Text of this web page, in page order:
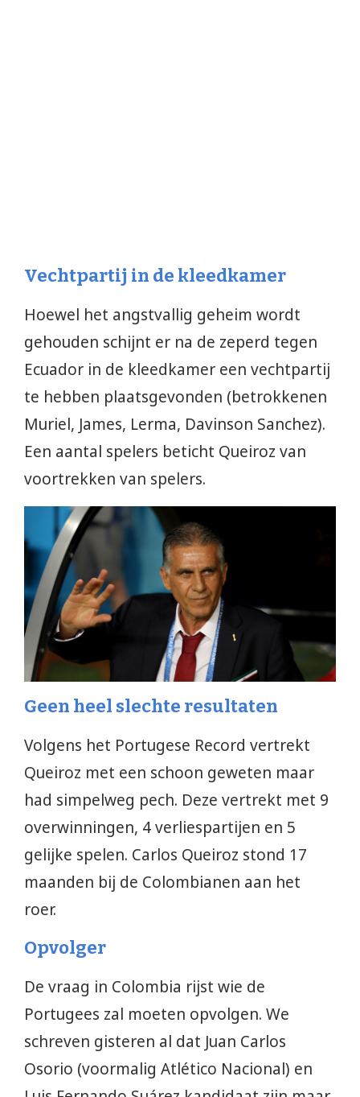
Vechtpartij in de kleedkamer
Hoewel het angstvallig geheim wordt
gehouden schijnt er na de zeperd tegen
Ecuador in de kleedkamer een vechtpartij
te hebben plaatsgevonden (betrokkenen
Muriel, James, Lerma, Davinson Sanchez).
Een aantal spelers beticht Queiroz van
voortrekken van spelers.
Geen heel slechte resultaten
Volgens het Portugese Record vertrekt
Queiroz met een schoon geweten maar
had simpelweg pech. Deze vertrekt met 9
overwinningen, 4 verliespartijen en 5
gelijke spelen. Carlos Queiroz stond 17
maanden bij de Colombianen aan het
roer.
Opvolger
De vraag in Colombia rijst wie de
Portugees zal moeten opvolgen. We
schreven gisteren al dat Juan Carlos
Osorio (voormalig Atlético Nacional) en